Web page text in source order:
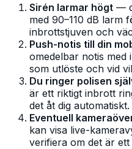
Sirén larmar högt —
med 90–110 dB larm
inbrottstjuven och
Push-notis till din
omedelbar notis
som utlöste och vid
Du ringer polisen
är ett riktigt inbrott
det åt dig automatiskt.
Eventuell
kan visa live-
verifiera om det är